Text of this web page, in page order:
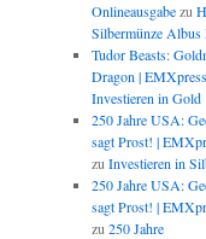
Onlineausgabezu
Silbermünze Albus
Tudor Beasts:
Dragon |
Investieren in Gold
250 Jahre USA:
sagt Prost! |
zu Investieren in
250 Jahre USA:
sagt Prost! |
zu 250 Jahre